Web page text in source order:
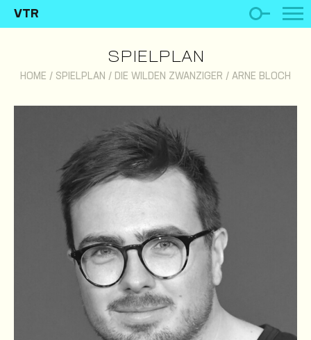
VTR
SPIELPLAN
HOME / SPIELPLAN / DIE WILDEN ZWANZIGER / ARNE BLOCH